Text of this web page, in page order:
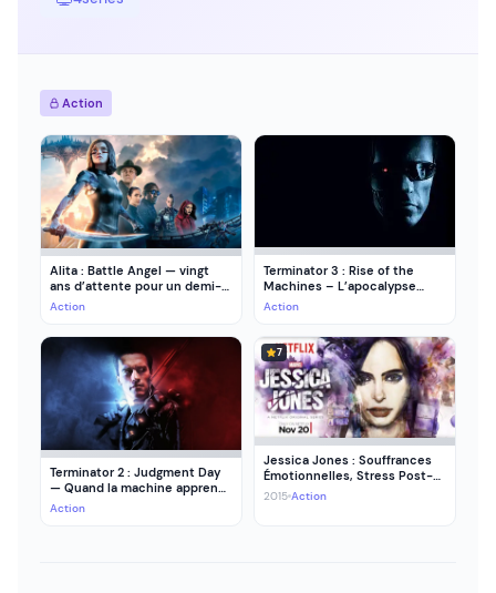
Action
Alita : Battle Angel — vingt
ans d’attente pour un demi-
film
Action
Terminator 3 : Rise of the
Machines – L’apocalypse
qu’on ne pouvait pas
Action
Terminator 2 : Judgment Day
— Quand la machine apprend
à pleurer
Action
7
Jessica Jones : Souffrances
Émotionnelles, Stress Post-
Traumatique et Super-
2015 Action